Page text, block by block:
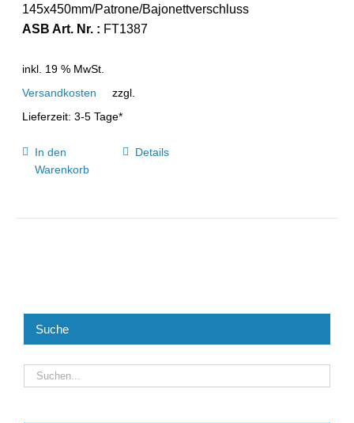
145x450mm/Patrone/Bajonettverschluss
ASB Art. Nr. : FT1387
inkl. 19 % MwSt.
zzgl.
Versandkosten
Lieferzeit:3-5 Tage*
In den
Warenkorb
Details
Suche